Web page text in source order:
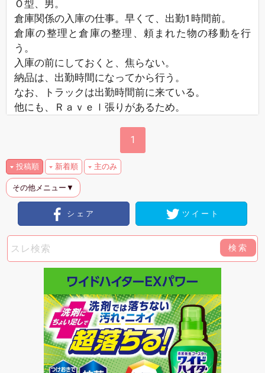
Ｏ型、男。
倉庫関係の入庫の仕事。早くて、出勤1時間前。
倉庫の整理と倉庫の整理、頼まれた物の移動を行
う。
入庫の前にしておくと、焦らない。
納品は、出勤時間になってから行う。
なお、トラックは出勤時間前に来ている。
他にも、Ｒａｖｅｌ張りがあるため。
1
投稿順 新着順 主のみ
その他メニュー▼
シェア ツイート
検索